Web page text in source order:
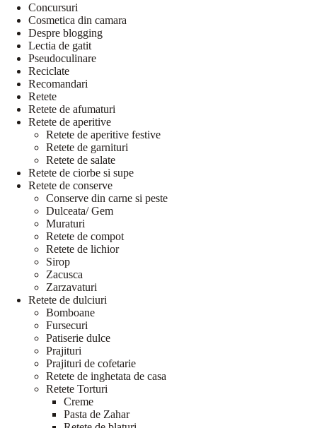
Concursuri
Cosmetica din camara
Despre blogging
Lectia de gatit
Pseudoculinare
Reciclate
Recomandari
Retete
Retete de afumaturi
Retete de aperitive
Retete de aperitive festive
Retete de garnituri
Retete de salate
Retete de ciorbe si supe
Retete de conserve
Conserve din carne si peste
Dulceata/ Gem
Muraturi
Retete de compot
Retete de lichior
Sirop
Zacusca
Zarzavaturi
Retete de dulciuri
Bomboane
Fursecuri
Patiserie dulce
Prajituri
Prajituri de cofetarie
Retete de inghetata de casa
Retete Torturi
Creme
Pasta de Zahar